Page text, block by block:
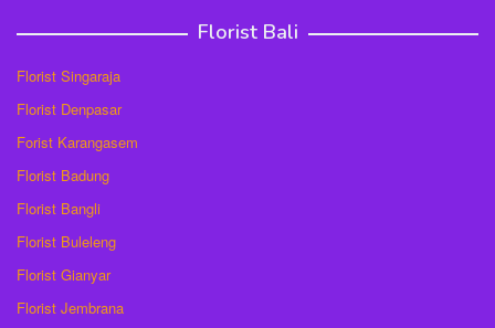
Florist Bali
Florist Singaraja
Florist Denpasar
Forist Karangasem
Florist Badung
Florist Bangli
Florist Buleleng
Florist Gianyar
Florist Jembrana